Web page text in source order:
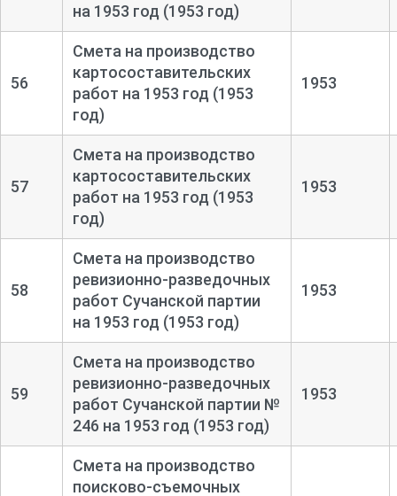
на 1953 год (1953 год)
56
Смета на производство
картосоставительских
работ на 1953 год (1953
год)
1953
57
Смета на производство
картосоставительских
работ на 1953 год (1953
год)
1953
58
Смета на производство
ревизионно-разведочных
работ Сучанской партии
на 1953 год (1953 год)
1953
59
Смета на производство
ревизионно-разведочных
работ Сучанской партии №
246 на 1953 год (1953 год)
1953
Смета на производство
поисково-съемочных